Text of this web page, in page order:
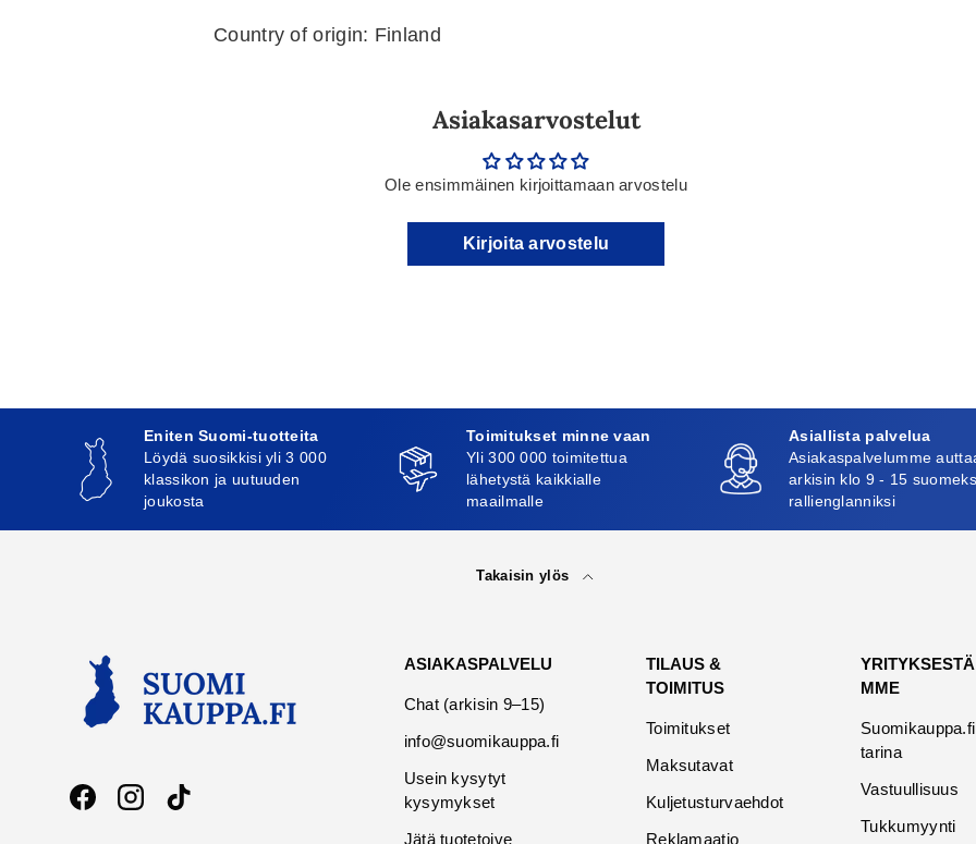
Country of origin: Finland
Asiakasarvostelut
Ole ensimmäinen kirjoittamaan arvostelu
Kirjoita arvostelu
Eniten Suomi-tuotteita
Löydä suosikkisi yli 3 000
klassikon ja uutuuden
joukosta
Toimitukset minne vaan
Yli 300 000 toimitettua
lähetystä kaikkialle
maailmalle
Asiallista palvelua
Asiakaspalvelumme
arkisin klo 9 - 15
rallienglanniksi
Takaisin ylös
FacebookInstagramTikTok
ASIAKASPALVELU
Chat (arkisin 9–15)
info@suomikauppa.fi
Usein kysytyt
kysymykset
Jätä tuotetoive
TILAUS &
TOIMITUS
Toimitukset
Maksutavat
Kuljetusturvaehdot
Reklamaatio
YRITYKSESTÄ
MME
Suomikauppa.fi
tarina
Vastuullisuus
Tukkumyynti